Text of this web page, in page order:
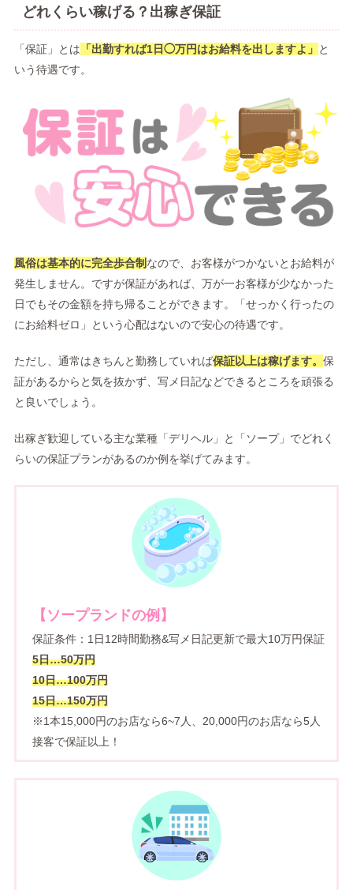
どれくらい稼げる？出稼ぎ保証
「保証」とは 「出勤すれば1日◯万円はお給料を出しますよ」 と
いう待遇です。
風俗は基本的に完全歩合制 なので、お客様がつかないとお給料が
発生しません。ですが保証があれば、万が一お客様が少なかった
日でもその金額を持ち帰ることができます。「せっかく行ったの
にお給料ゼロ」という心配はないので安心の待遇です。
ただし、通常はきちんと勤務していれば保証以上は稼げます。 保
証があるからと気を抜かず、写メ日記などできるところを頑張る
と良いでしょう。
出稼ぎ歓迎している主な業種「デリヘル」と「ソープ」でどれく
らいの保証プランがあるのか例を挙げてみます。
【ソープランドの例】
保証条件：1日12時間勤務&写メ日記更新で最大10万円保証
5日…50万円
10日…100万円
15日…150万円
※1本15,000円のお店なら6~7人、20,000円のお店なら5人
接客で保証以上！